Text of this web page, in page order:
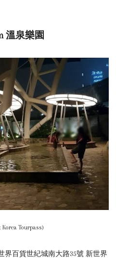
溫泉樂園
Tourpass)
界百貨世紀城南大路35號 新世界